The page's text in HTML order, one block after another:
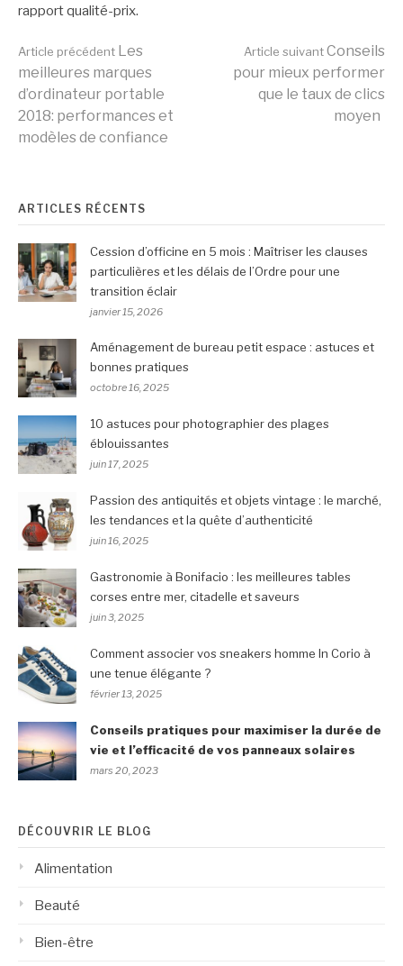
rapport qualité-prix.
Lire
la
Article précédent Les
meilleures marques
d’ordinateur portable
2018: performances et
modèles de confiance
Article suivantConseils
pour mieux performer
que le taux de clics
moyen
ARTICLES RÉCENTS
Cession d’officine en 5 mois : Maîtriser les clauses
particulières et les délais de l’Ordre pour une
transition éclair
janvier 15, 2026
Aménagement de bureau petit espace : astuces et
bonnes pratiques
octobre 16, 2025
10 astuces pour photographier des plages
éblouissantes
juin 17, 2025
Passion des antiquités et objets vintage : le marché,
les tendances et la quête d’authenticité
juin 16, 2025
Gastronomie à Bonifacio : les meilleures tables
corses entre mer, citadelle et saveurs
juin 3, 2025
Comment associer vos sneakers homme In Corio à
une tenue élégante ?
février 13, 2025
Conseils pratiques pour maximiser la durée de
vie et l’efficacité de vos panneaux solaires
mars 20, 2023
DÉCOUVRIR LE BLOG
Alimentation
Beauté
Bien-être